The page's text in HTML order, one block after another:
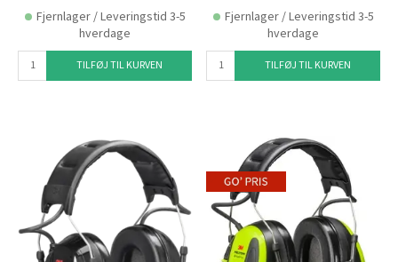
Fjernlager / Leveringstid 3-5
hverdage
TILFØJ TIL KURVEN
Fjernlager / Leveringstid 3-5
hverdage
TILFØJ TIL KURVEN